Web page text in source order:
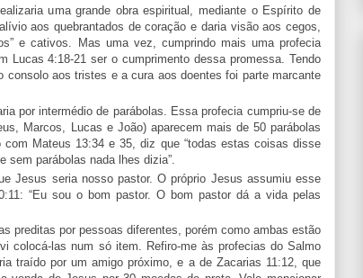
uma grande obra espiritual, mediante o Espírito de
aos quebrantados de coração e daria visão aos cegos,
e cativos. Mas uma vez, cumprindo mais uma profecia
Lucas 4:18-21 ser o cumprimento dessa promessa. Tendo
aos tristes e a cura aos doentes foi parte marcante
por intermédio de parábolas. Essa profecia cumpriu-se de
Marcos, Lucas e João) aparecem mais de 50 parábolas
Mateus 13:34 e 35, diz que “todas estas coisas disse
sem parábolas nada lhes dizia”.
Jesus seria nosso pastor. O próprio Jesus assumiu esse
“Eu sou o bom pastor. O bom pastor dá a vida pelas
preditas por pessoas diferentes, porém como ambas estão
colocá-las num só item. Refiro-me às profecias do Salmo
traído por um amigo próximo, e a de Zacarias 11:12, que